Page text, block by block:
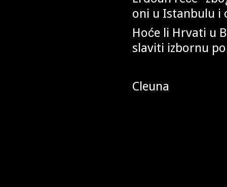
oni u Istanbulu i
Hoće li Hrvati u
slaviti izbornu
Cleuna